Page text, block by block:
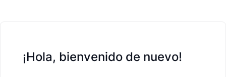
¡Hola, bienvenido de nuevo!